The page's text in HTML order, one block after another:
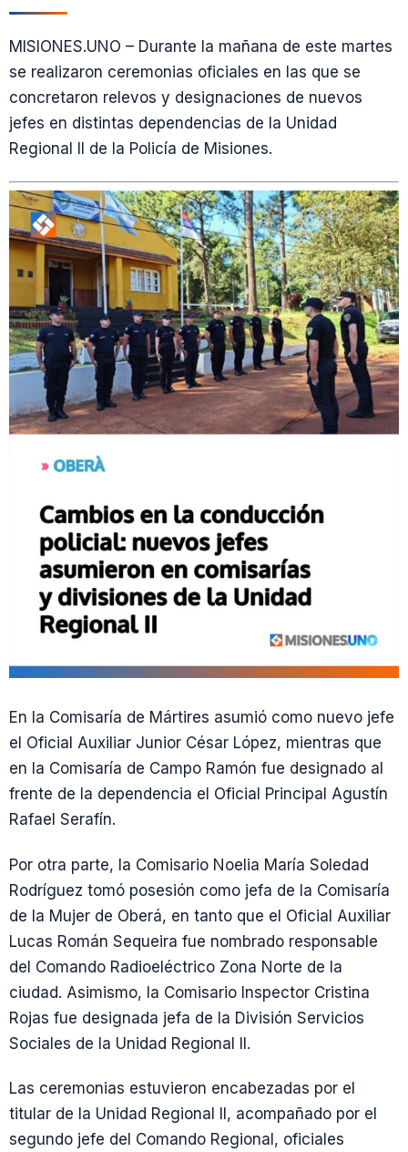
MISIONES.UNO – Durante la mañana de este martes
se realizaron ceremonias oficiales en las que se
concretaron relevos y designaciones de nuevos
jefes en distintas dependencias de la Unidad
Regional II de la Policía de Misiones.
En la Comisaría de Mártires asumió como nuevo jefe
el Oficial Auxiliar Junior César López, mientras que
en la Comisaría de Campo Ramón fue designado al
frente de la dependencia el Oficial Principal Agustín
Rafael Serafín.
Por otra parte, la Comisario Noelia María Soledad
Rodríguez tomó posesión como jefa de la Comisaría
de la Mujer de Oberá, en tanto que el Oficial Auxiliar
Lucas Román Sequeira fue nombrado responsable
del Comando Radioeléctrico Zona Norte de la
ciudad. Asimismo, la Comisario Inspector Cristina
Rojas fue designada jefa de la División Servicios
Sociales de la Unidad Regional II.
Las ceremonias estuvieron encabezadas por el
titular de la Unidad Regional II, acompañado por el
segundo jefe del Comando Regional, oficiales